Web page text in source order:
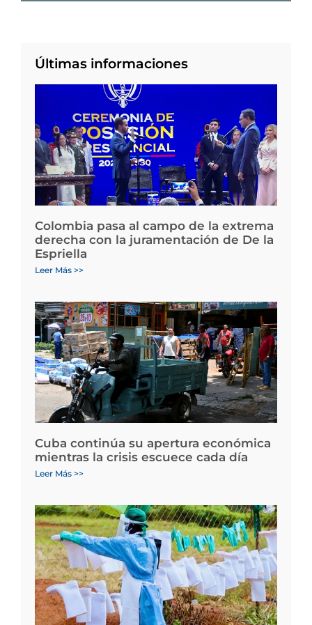
Últimas informaciones
Colombia pasa al campo de la extrema
derecha con la juramentación de De la
Espriella
Leer Más >>
Cuba continúa su apertura económica
mientras la crisis escuece cada día
Leer Más >>